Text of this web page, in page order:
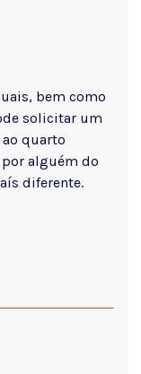
bem como
solicitar um
quarto
alguém do
diferente.